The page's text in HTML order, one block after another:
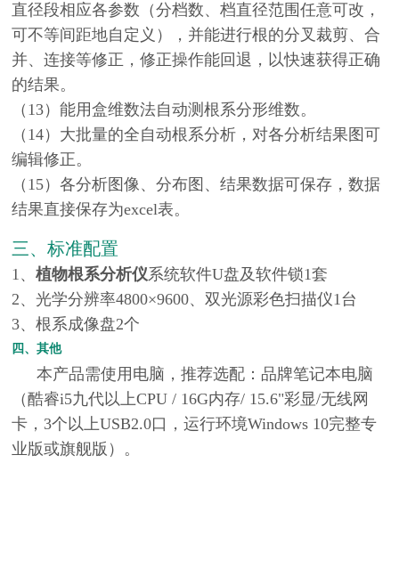
直径段相应各参数（分档数、档直径范围任意可改，
可不等间距地自定义），并能进行根的分叉裁剪、合
并、连接等修正，修正操作能回退，以快速获得正确
的结果。
（13）能用盒维数法自动测根系分形维数。
（14）大批量的全自动根系分析，对各分析结果图可
编辑修正。
（15）各分析图像、分布图、结果数据可保存，数据
结果直接保存为excel表。
三、标准配置
1、植物根系分析仪系统软件U盘及软件锁1套
2、光学分辨率4800×9600、双光源彩色扫描仪1台
3、根系成像盘2个
四、其他
本产品需使用电脑，推荐选配：品牌笔记本电脑
（酷睿i5九代以上CPU / 16G内存/ 15.6"彩显/无线网
卡，3个以上USB2.0口，运行环境Windows 10完整专
业版或旗舰版）。